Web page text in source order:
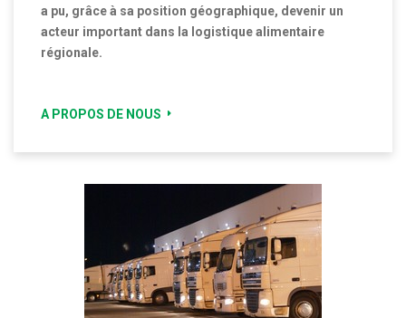
a pu, grâce à sa position géographique, devenir un
acteur important dans la logistique alimentaire
régionale.
A PROPOS DE NOUS